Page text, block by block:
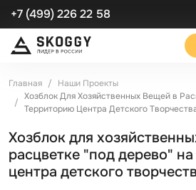
+7 (499) 226 22 58
Главная
Наши Проекты
Хозблок Для Хозяйственных Вещей в
Территорию Центра Детского
Хозблок для
расцветке "под дерево"
центра детского